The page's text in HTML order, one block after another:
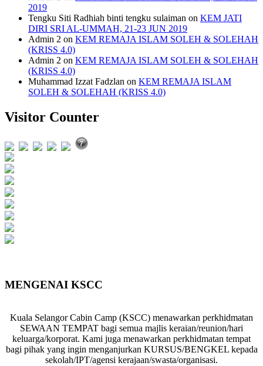
2019
Tengku Siti Radhiah binti tengku sulaiman on KEM JATI
DIRI SRI AL-UMMAH, 21-23 JUN 2019
Admin 2 on KEM REMAJA ISLAM SOLEH & SOLEHAH
(KRISS 4.0)
Admin 2 on KEM REMAJA ISLAM SOLEH & SOLEHAH
(KRISS 4.0)
Muhammad Izzat Fadzlan on KEM REMAJA ISLAM
SOLEH & SOLEHAH (KRISS 4.0)
Visitor Counter
MENGENAI KSCC
Kuala Selangor Cabin Camp (KSCC) menawarkan perkhidmatan
SEWAAN TEMPAT bagi semua majlis keraian/reunion/hari
keluarga/korporat. Kami juga menawarkan perkhidmatan tempat
bagi pihak yang ingin menganjurkan KURSUS/BENGKEL kepada
sekolah/IPT/agensi kerajaan/swasta/organisasi.